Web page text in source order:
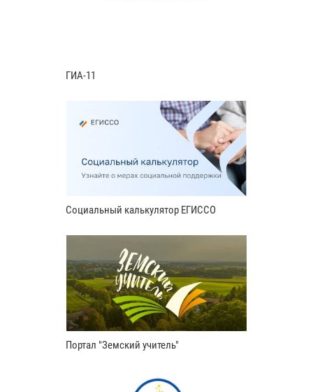
ГИА-11
Социальный калькулятор ЕГИССО
Портал "Земский учитель"